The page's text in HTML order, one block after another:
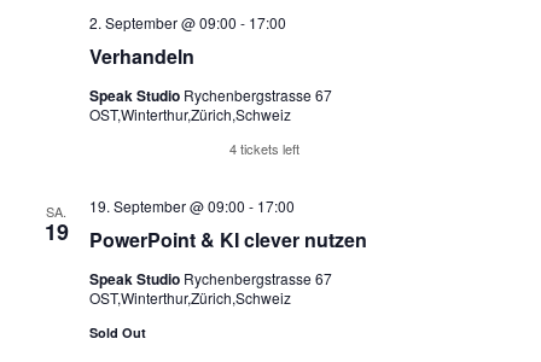
Verhandeln
2. September @ 09:00 - 17:00
Speak Studio Rychenbergstrasse 67
OST,Winterthur,Zürich,Schweiz
4 tickets left
SA.
19 PowerPoint & KI clever nutzen
19. September @ 09:00 - 17:00
Speak Studio Rychenbergstrasse 67
OST,Winterthur,Zürich,Schweiz
Sold Out